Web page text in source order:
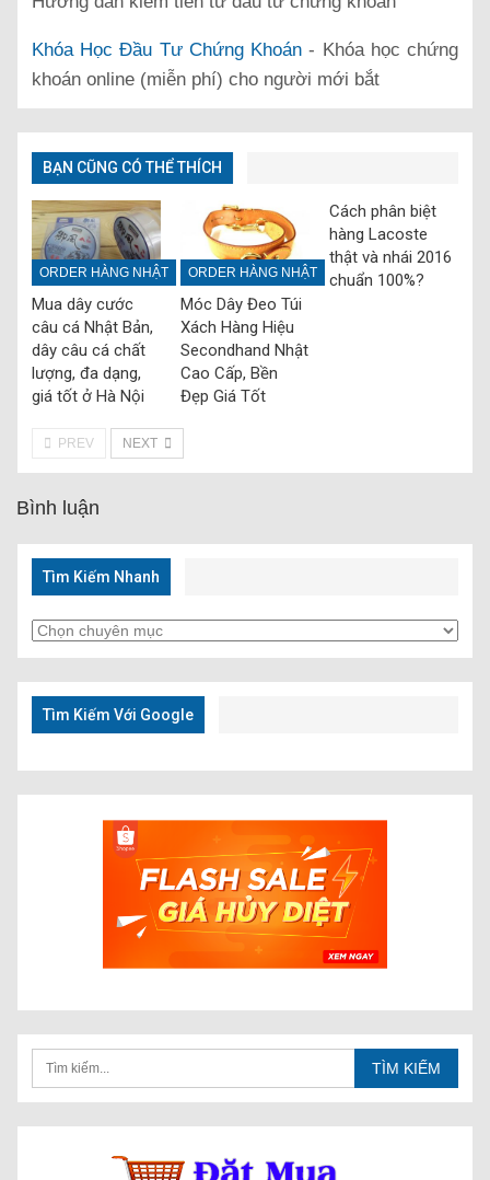
Khóa Học Đầu Tư Chứng Khoán - Khóa học chứng
khoán online (miễn phí) cho người mới bắt
BẠN CŨNG CÓ THỂ THÍCH
ORDER HÀNG NHẬT
Mua dây cước
câu cá Nhật Bản,
dây câu cá chất
lượng, đa dạng,
giá tốt ở Hà Nội
ORDER HÀNG NHẬT
Móc Dây Đeo Túi
Xách Hàng Hiệu
Secondhand Nhật
Cao Cấp, Bền
Đẹp Giá Tốt
Cách phân biệt
hàng Lacoste
thật và nhái 2016
chuẩn 100%?
PREV NEXT
Bình luận
Tìm Kiếm Nhanh
Tìm
Kiếm
Nhanh
Tìm Kiếm Với Google